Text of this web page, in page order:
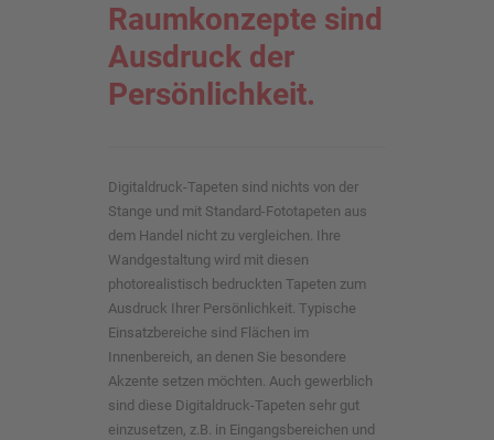
Raumkonzepte sind
Ausdruck der
Persönlichkeit.
Digitaldruck-Tapeten sind nichts von der
Stange und mit Standard-Fototapeten aus
dem Handel nicht zu vergleichen. Ihre
Wandgestaltung wird mit diesen
photorealistisch bedruckten Tapeten zum
Ausdruck Ihrer Persönlichkeit. Typische
Einsatzbereiche sind Flächen im
Innenbereich, an denen Sie besondere
Akzente setzen möchten. Auch gewerblich
sind diese Digitaldruck-Tapeten sehr gut
einzusetzen, z.B. in Eingangsbereichen und